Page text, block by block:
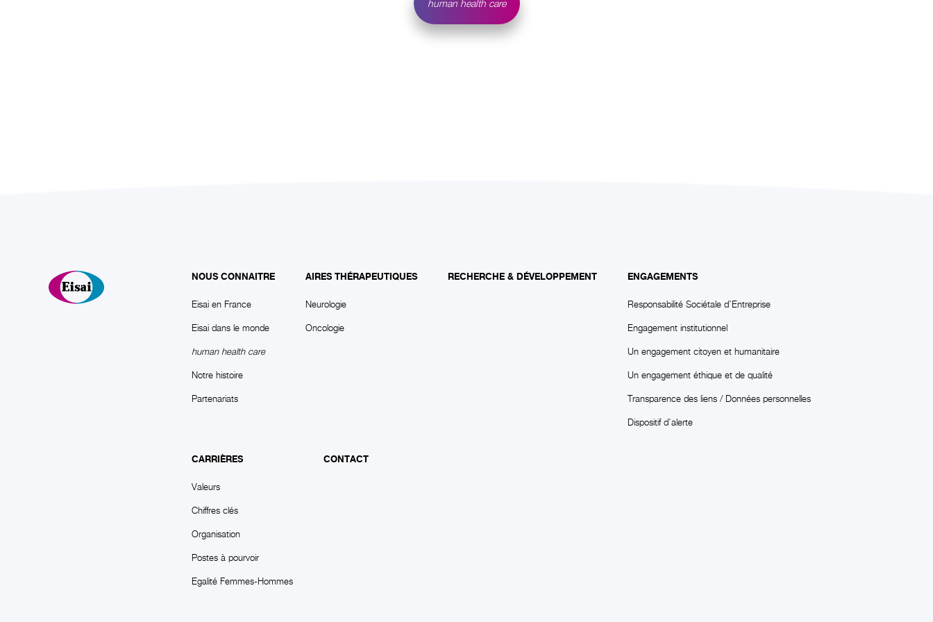
human health care
NOUS CONNAITRE
Eisai en France
Eisai dans le monde
human health care
Notre histoire
Partenariats
AIRES THÉRAPEUTIQUES
Neurologie
Oncologie
RECHERCHE & DÉVELOPPEMENT ENGAGEMENTS
Responsabilité Sociétale d’Entreprise
Engagement institutionnel
Un engagement citoyen et humanitaire
Un engagement éthique et de qualité
Transparence des liens / Données personnelles
Dispositif d’alerte
CARRIÈRES
Valeurs
Chiffres clés
Organisation
Postes à pourvoir
Egalité Femmes-Hommes
CONTACT